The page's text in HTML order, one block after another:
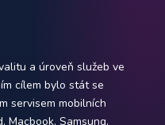
a úroveň služeb ve
cílem bylo stát se
servisem mobilních
Macbook, Samsung,